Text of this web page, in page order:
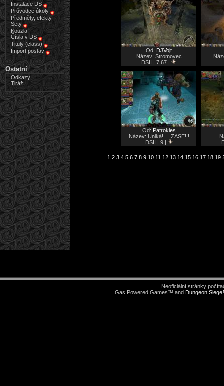
Instalace DS
Průvodce úkoly
Předměty, efekty
Sety
Kouzla
Čísla v DS
Tituly (class)
Import postav
Ostatní
Odkazy
Tiráž
Od: DJVojt
Název: Stromovec
DSII | 7.67 |
Od: Patrokles
Název: Uniká! ... ZASE!!!
DSII | 9 |
1 2 3 4 5 6 7 8 9 10 11 12 13 14 15 16 17 18 19
Neoficiální stránky
Gas Powered Games™ and Dungeon